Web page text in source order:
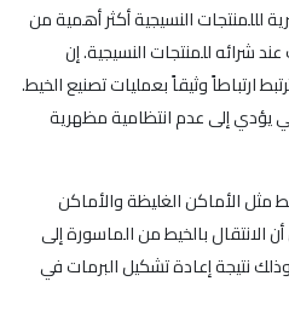
لللمنتجات النسيجية أكثر أهمية من
شرائه للمنتجات النسيجية. إن
ارتباطاً وثيقاً بعمليات تصنيع الخيط.
يؤدي إلى عدم انتظامية مظهرية
مثل الأماكن الغليظة والأماكن
الانتقال بالخيط من الماسورة إلى
وذلك نتيجة إعادة تشكيل البرمات في